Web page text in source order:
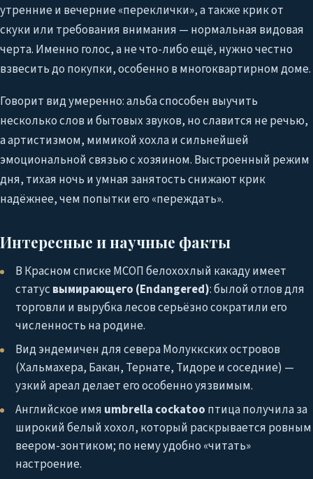
утренние и вечерние «переклички», а также крик от
скуки или требования внимания — нормальная видовая
черта. Именно голос, а не что-либо ещё, нужно честно
взвесить до покупки, особенно в многоквартирном доме.
Говорит вид умеренно: альба способен выучить
несколько слов и бытовых звуков, но славится не речью,
а артистизмом, мимикой хохла и сильнейшей
эмоциональной связью с хозяином. Выстроенный режим
дня, тихая ночь и умная занятость снижают крик
надёжнее, чем попытки его «переждать».
Интересные и научные факты
В Красном списке МСОП белохохлый какаду имеет
статус вымирающего (Endangered): былой отлов для
торговли и вырубка лесов серьёзно сократили его
численность на родине.
Вид эндемичен для севера Молуккских островов
(Хальмахера, Бакан, Тернате, Тидоре и соседние) —
узкий ареал делает его особенно уязвимым.
Английское имя umbrella cockatoo птица получила за
широкий белый хохол, который раскрывается ровным
веером-зонтиком; по нему удобно «читать»
настроение.